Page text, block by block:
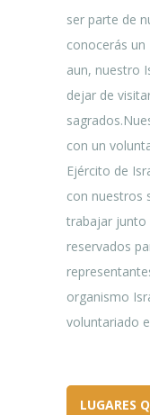
ser parte de
conocerás
aun, nuestro
dejar de
con un
Ejército de
con nuestros
trabajar junto
reservados
organismo
voluntariado
LUGARES